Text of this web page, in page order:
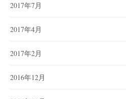
2017年7月
2017年4月
2017年2月
2016年12月